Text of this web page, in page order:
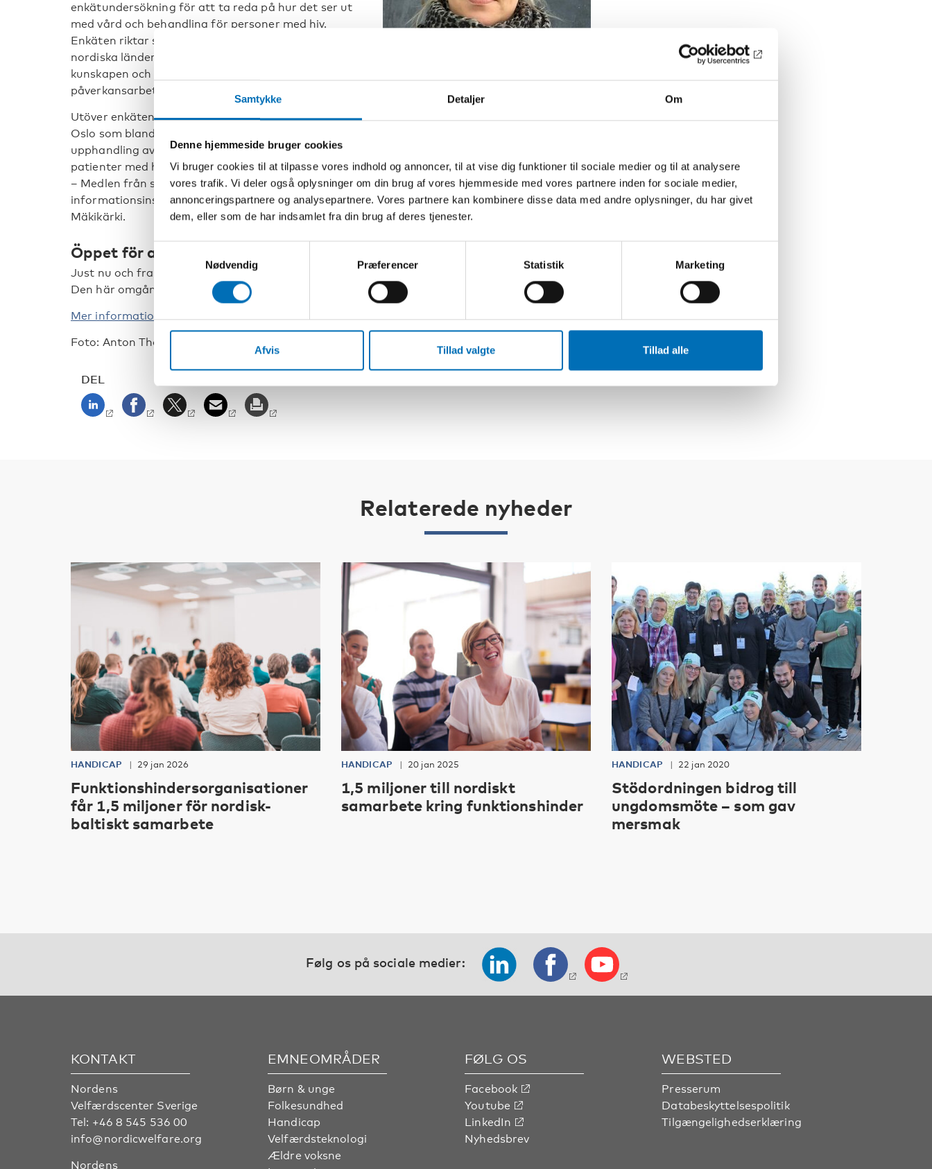
Samtykke Detaljer Om
Denne hjemmeside bruger cookies
Vi bruger cookies til at tilpasse vores indhold og annoncer, til at vise dig funktioner til sociale medier og til at analysere
vores trafik. Vi deler også oplysninger om din brug af vores hjemmeside med vores partnere inden for sociale medier,
annonceringspartnere og analysepartnere. Vores partnere kan kombinere disse data med andre oplysninger, du har givet
dem, eller som de har indsamlet fra din brug af deres tjenester.
Samtykkevalg
Nødvendig
Præferencer Statistik Marketing
Afvis Tillad valgte Tillad alle
enkätundersökning för att ta reda på hur det ser ut
med vård och behandling för personer med hiv.
Enkäten riktar sig till personer som får vård i de
nordiska länderna. Ingen annan samlar in den här
kunskapen och den är oerhört viktig för oss i vårt
påverkansarbete, förklarar Nonni Mäkikärki.
Utöver enkäten hölls också ett möte och en workshop i
Oslo som bland annat tog upp situationen med
upphandling av hiv-mediciner och vad det innebär för
patienter med hiv runt om i Norden.
– Medlen från stödordningen har möjliggjort att vi kan göra gemensamma nordiska
informationsinsatser, att vi kan samverka och på så sätt också få mera inflytande, säger Nonni
Mäkikärki.
Öppet för ansökan
Just nu och fram till den 28 februari är det möjligt att återigen söka medel från stödordningen.
Den här omgången gäller projektsamarbeten.
Mer information och ansökningsformulär hittar du här.
Foto: Anton Thorstensson
DEL
Relaterede nyheder
HANDICAP 29 jan 2026
Funktionshindersorganisationer
får 1,5 miljoner för nordisk-
baltiskt samarbete
HANDICAP 20 jan 2025
1,5 miljoner till nordiskt
samarbete kring funktionshinder
HANDICAP 22 jan 2020
Stödordningen bidrog till
ungdomsmöte – som gav
mersmak
Følg os på sociale medier:
KONTAKT
Nordens
Velfærdscenter Sverige
Tel: +46 8 545 536 00
info@nordicwelfare.org
Nordens
EMNEOMRÅDER
Børn & unge
Folkesundhed
Handicap
Velfærdsteknologi
Ældre voksne
FØLG OS
Facebook
Youtube
LinkedIn
Nyhedsbrev
WEBSTED
Presserum
Databeskyttelsespolitik
Tilgængelighedserklæring